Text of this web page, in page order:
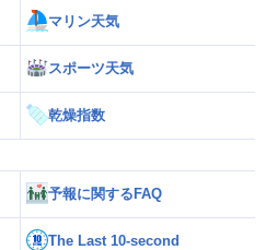
マリン天気
スポーツ天気
乾燥指数
予報に関するFAQ
The Last 10-second